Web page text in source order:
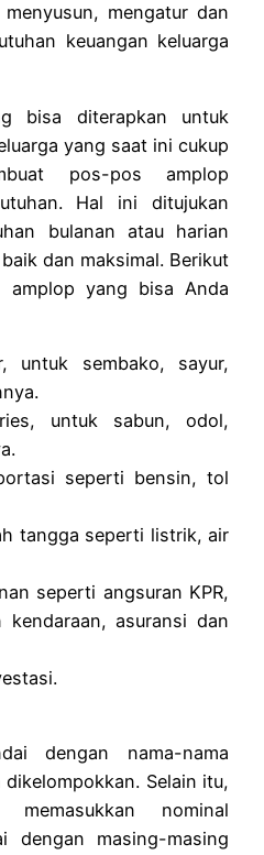
mengatur dan
keuangan keluarga
bisa diterapkan untuk
yang saat ini cukup
pos-pos amplop
Hal ini ditujukan
bulanan atau harian
dan maksimal. Berikut
amplop yang bisa Anda
untuk sembako, sayur,
untuk sabun, odol,
seperti bensin, tol
tangga seperti listrik, air
seperti angsuran KPR,
kendaraan, asuransi dan
dengan nama-nama
Selain itu,
nominal
dengan masing-masing